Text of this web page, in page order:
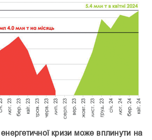
кризи може вплинути на